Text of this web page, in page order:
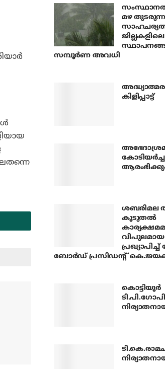
മഴ തുടരുന്ന
സമ്പൂർണ അവധി
കിളിപ്പാട്ട്
ശബരിമല
കൂടുതല്‍
ബോര്‍ഡ് പ്രസിഡന്റ്
കൊട്ടിയൂര്‍